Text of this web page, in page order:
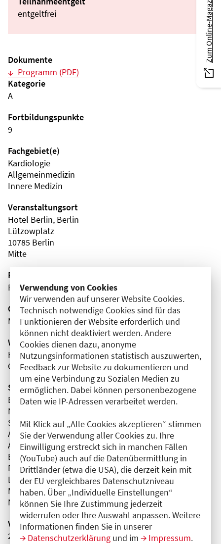
Verwendung von Cookies
Wir verwenden auf unserer Website Cookies.
Technisch notwendige Cookies sind für das
Funktionieren der Website erforderlich und
können nicht deaktiviert werden. Andere
Cookies dienen dazu, anonyme
Nutzungsinformationen statistisch auszuwerten,
Feedback zur Website zu dokumentieren und
um eine Verbindung zu Sozialen Medien zu
ermöglichen. Dabei können personenbezogene
Daten wie IP-Adressen verarbeitet werden.
Mit Klick auf „Alle Cookies akzeptieren“ stimmen
Sie der Verwendung aller Cookies zu. Ihre
Einwilligung erstreckt sich in manchen Fällen
(YouTube) auch auf die Datenübermittlung in
Drittländer (etwa die USA), die derzeit kein mit
der EU vergleichbares Datenschutzniveau
haben. Über „Individuelle Einstellungen“
können Sie Ihre Zustimmung jederzeit
widerrufen oder Ihre Auswahl anpassen. Weitere
Informationen finden Sie in unserer
Datenschutzerklärung und im Impressum.
entgeltfrei
Dokumente
Programm (PDF)
Kategorie
A
Fortbildungspunkte
9
Fachgebiet(e)
Kardiologie
Allgemeinmedizin
Innere Medizin
Veranstaltungsort
Hotel Berlin, Berlin
Lützowplatz
10785 Berlin
Mitte
Fortbildungsformat
Präsenz
Organisator(en)
Medpoint GmbH
Wissenschaftliche Leitung
Herr Prof. Dr. med. Ulf Landmesser
Charité - Universitätsmedizin Berlin
Sponsor(en)
Bristol Myers Squibb GmbH & Co. KGaA
Novo Nordisk Pharma GmbH
Sanofi-Aventis Deutschland GmbH
Alnylam Germany GmbH
Amgen GmbH
Bayer AG
Boehringer Ingelheim Pharma GmbH & Co. KG
Lilly Deutschland GmbH
MSD Sharp & Dohme GmbH
Novartis Pharma GmbH
Veranstaltungsnummer
2761102026030770009
Zum Online-Magazin